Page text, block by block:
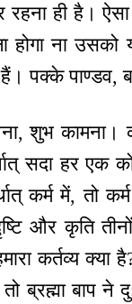
रहना ही है।
होगा ना उसको
पक्के पाण्डव,
शुभ
सदा हर एक
कर्म में,
दृष्टि और कृति
कर्तव्य क्या
ब्रह्मा बाप ने